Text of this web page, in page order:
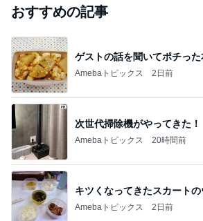
おすすめの記事
ゲストの話を聞いてポチった
Amebaトピックス 2日前
次世代掃除機がやってきた！
Amebaトピックス 20時間前
キツくなってきたスカートの
Amebaトピックス 2日前